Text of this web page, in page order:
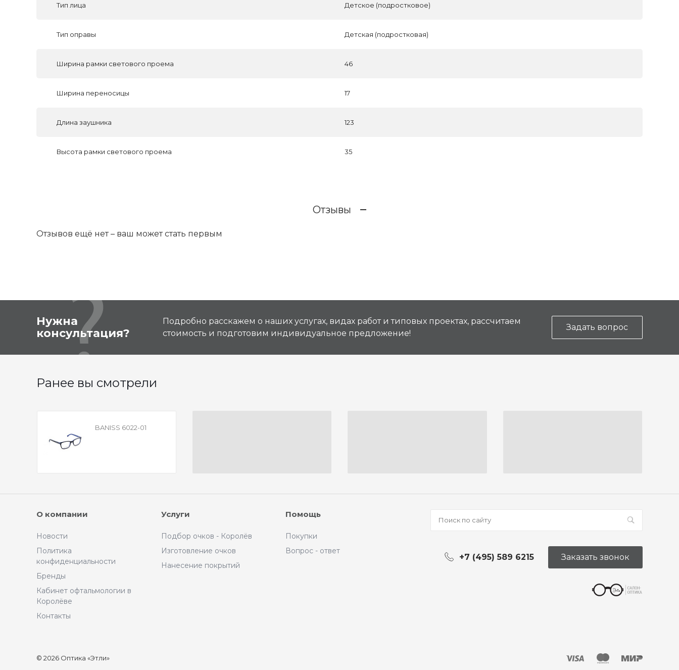
Тип лица Детское (подростковое)
Тип оправы Детская (подростковая)
Ширина рамки светового проема 46
Ширина переносицы 17
Длина заушника 123
Высота рамки светового проема 35
Отзывы
Отзывов ещё нет – ваш может стать первым
Нужна
консультация?
Подробно расскажем о наших услугах, видах работ и типовых проектах, рассчитаем
стоимость и подготовим индивидуальное предложение!
Задать вопрос
Ранее вы смотрели
BANISS 6022-01
О компании
Новости
Политика
конфиденциальности
Бренды
Кабинет офтальмологии в
Королёве
Контакты
Услуги
Подбор очков - Королёв
Изготовление очков
Нанесение покрытий
Помощь
Покупки
Вопрос - ответ
+7 (495) 589 6215 Заказать звонок
© 2026 Оптика «Этли»